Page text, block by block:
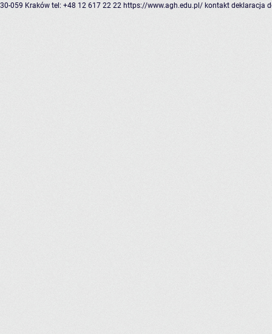
30-059 Kraków tel: +48 12 617 22 22 https://www.agh.edu.pl/ kontakt deklaracja